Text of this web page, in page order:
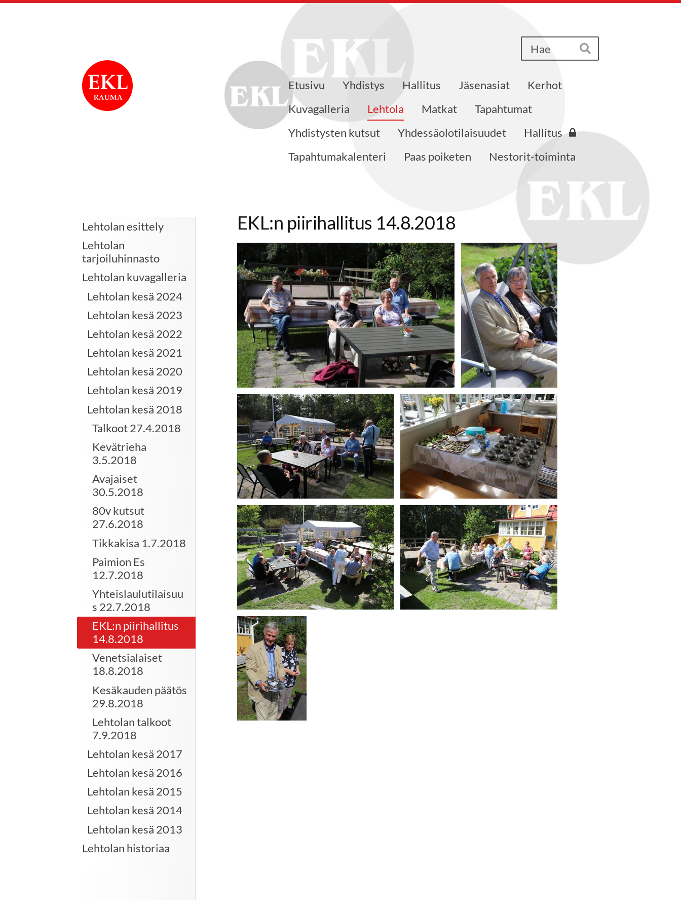
Hae
Rauman Eläkkeensaajat ry Etusivu Yhdistys Hallitus Jäsenasiat
Kerhot
Kuvagalleria
Lehtola Matkat
Tapahtumat
Yhdistysten kutsut
Yhdessäolotilaisuudet
Hallitus
Tapahtumakalenteri
Paas poiketen Nestorit-toiminta
Lehtolan esittely
Lehtolan
tarjoiluhinnasto
Lehtolan kuvagalleria
Lehtolan kesä 2024
Lehtolan kesä 2023
Lehtolan kesä 2022
Lehtolan kesä 2021
Lehtolan kesä 2020
Lehtolan kesä 2019
Lehtolan kesä 2018
Talkoot 27.4.2018
Kevätrieha
3.5.2018
Avajaiset
30.5.2018
80v kutsut
27.6.2018
Tikkakisa 1.7.2018
Paimion Es
12.7.2018
Yhteislaulutilaisuu
s 22.7.2018
EKL:n piirihallitus
14.8.2018
Venetsialaiset
18.8.2018
Kesäkauden päätös
29.8.2018
Lehtolan talkoot
7.9.2018
Lehtolan kesä 2017
Lehtolan kesä 2016
Lehtolan kesä 2015
Lehtolan kesä 2014
Lehtolan kesä 2013
Lehtolan historiaa
EKL:n piirihallitus 14.8.2018